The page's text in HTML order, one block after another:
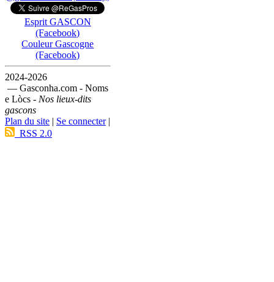
Esprit GASCON
(Facebook)
Couleur Gascogne
(Facebook)
2024-2026
— Gasconha.com - Noms
e Lòcs - Nos lieux-dits
gascons
Plan du site | Se connecter|
RSS 2.0